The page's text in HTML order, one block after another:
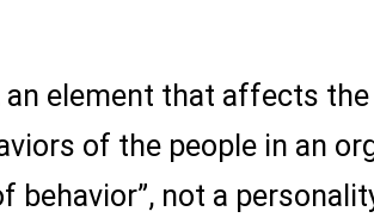
an element that affects
of the people in an
behavior”, not a